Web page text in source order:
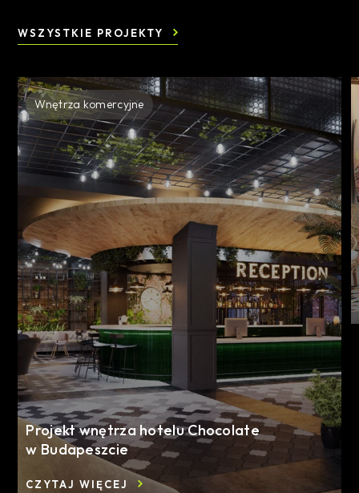
WSZYSTKIE PROJEKTY
Wnętrza komercyjne
Projekt wnętrza hotelu Chocolate
w Budapeszcie
CZYTAJ WIĘCEJ